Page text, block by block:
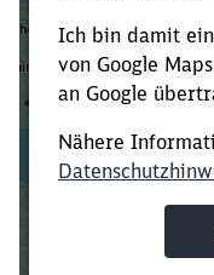
Verkürze die